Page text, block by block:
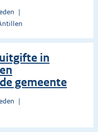
in
gemeente